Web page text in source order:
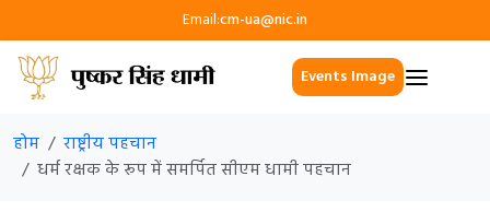
Email:cm-ua@nic.in
Events Image
होम
राष्ट्रीय पहचान
धर्म रक्षक के रूप में समर्पित सीएम धामी पहचान